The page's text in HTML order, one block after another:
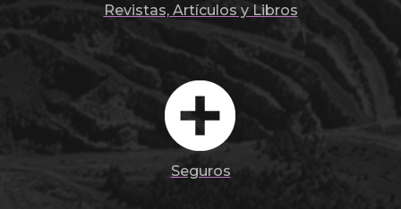
Revistas, Artículos y Libros
Seguros